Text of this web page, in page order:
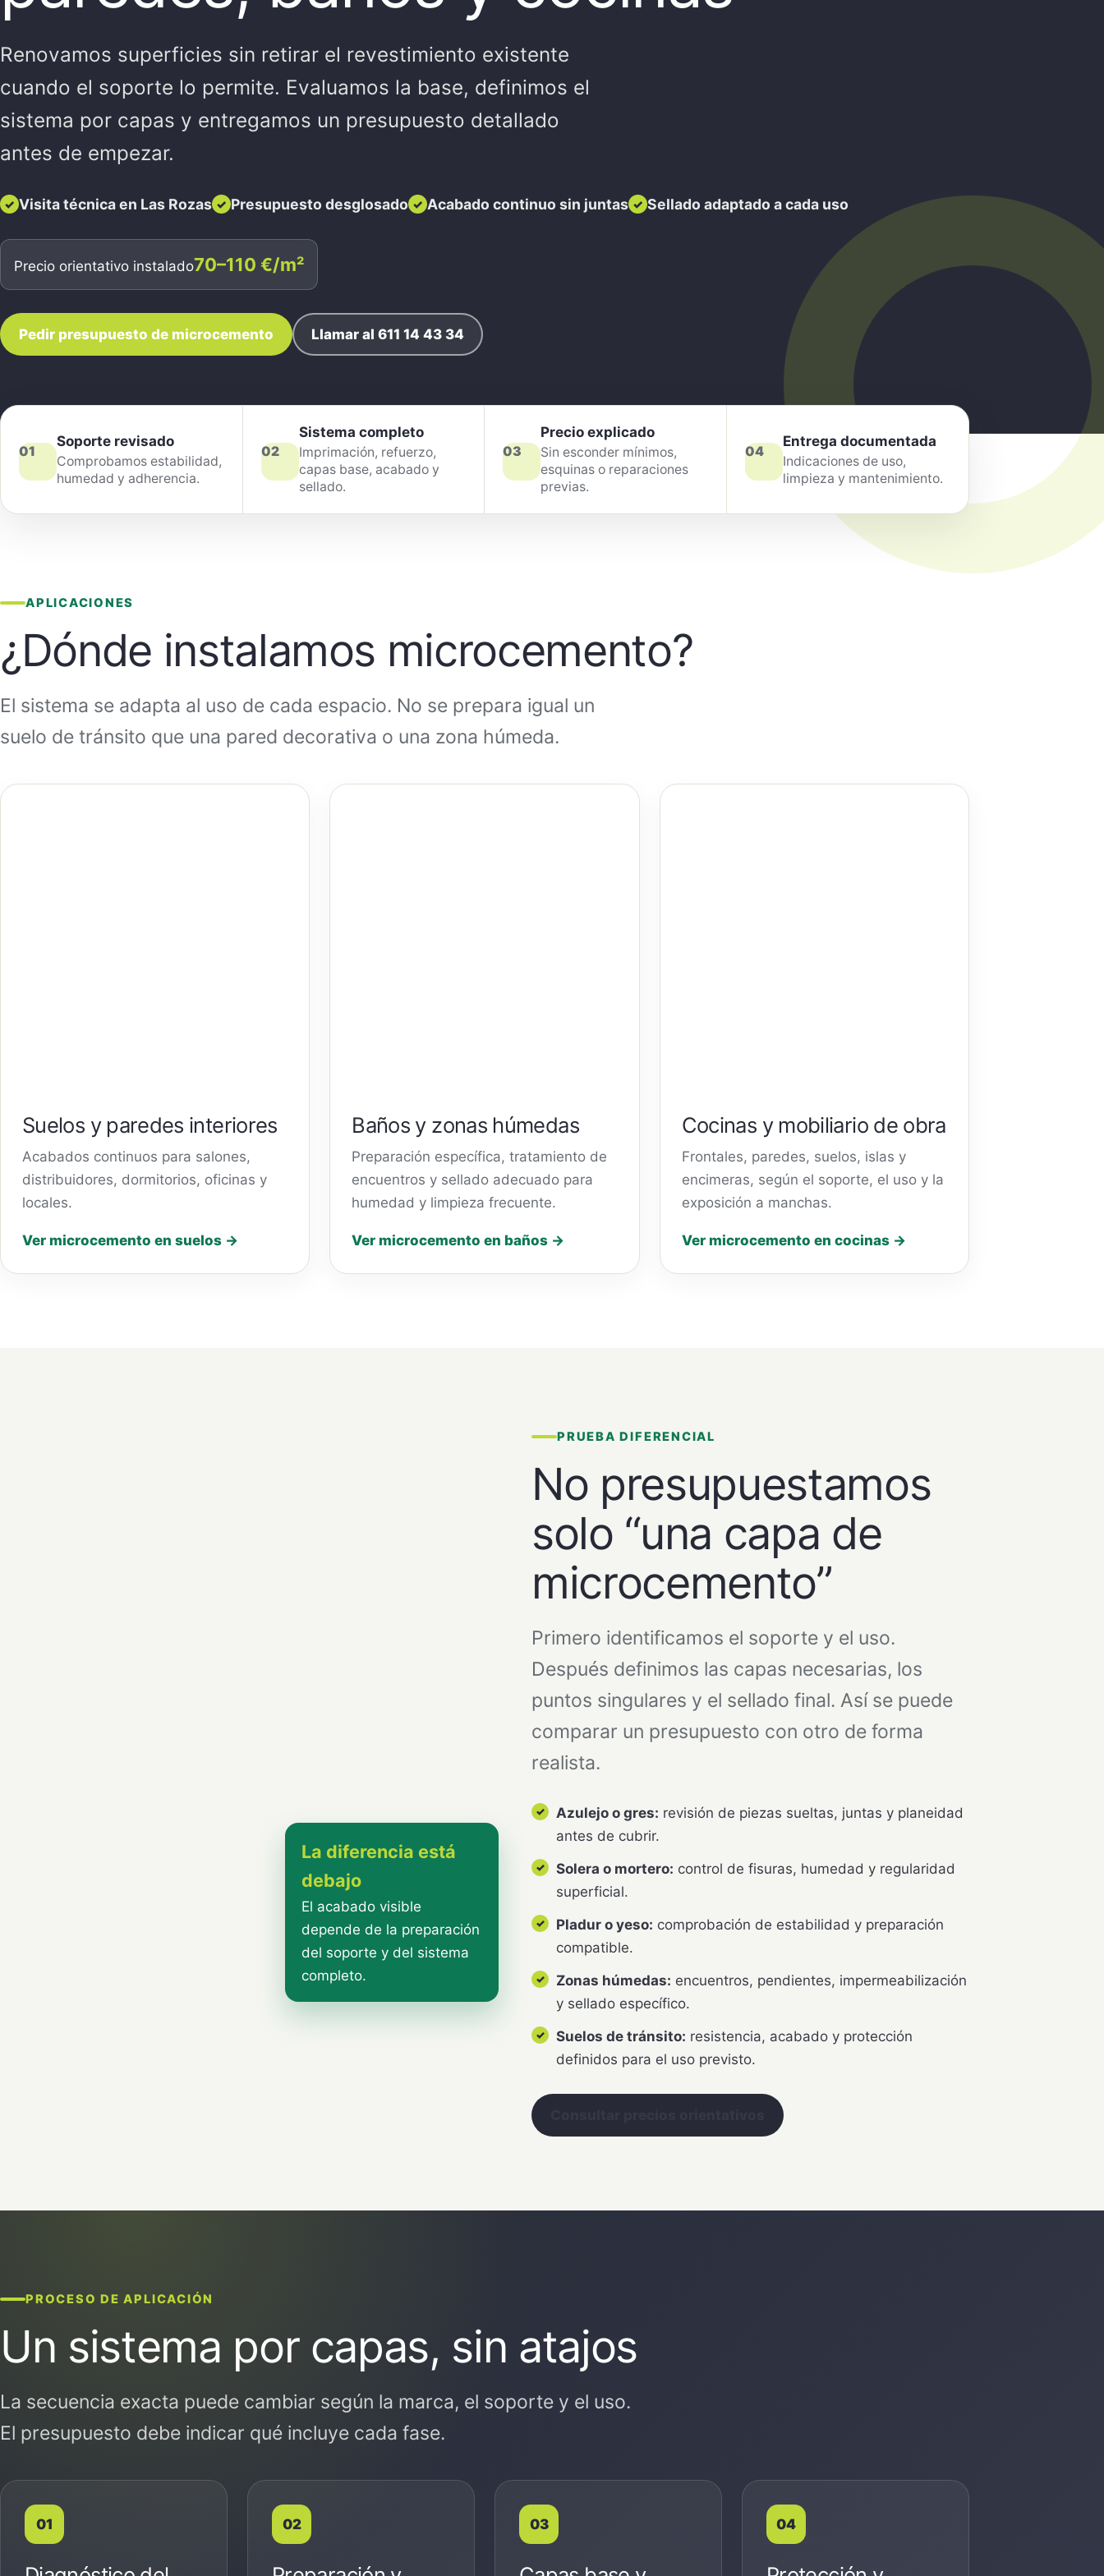
Renovamos superficies sin retirar el revestimiento existente
cuando el soporte lo permite. Evaluamos la base, definimos el
sistema por capas y entregamos un presupuesto detallado
antes de empezar.
Visita técnica en Las Rozas Presupuesto desglosado Acabado continuo sin juntas Sellado adaptado a cada uso
Precio orientativo instalado70–110 €/m²
Pedir presupuesto de microcemento Llamar al 611 14 43 34
01
Soporte revisado
Comprobamos estabilidad,
humedad y adherencia.
02
Sistema completo
Imprimación, refuerzo,
capas base, acabado y
sellado.
03
Precio explicado
Sin esconder mínimos,
esquinas o reparaciones
previas.
04
Entrega documentada
Indicaciones de uso,
limpieza y mantenimiento.
APLICACIONES
¿Dónde instalamos microcemento?
El sistema se adapta al uso de cada espacio. No se prepara igual un
suelo de tránsito que una pared decorativa o una zona húmeda.
Suelos y paredes interiores
Acabados continuos para salones,
distribuidores, dormitorios, oficinas y
locales.
Ver microcemento en suelos →
Baños y zonas húmedas
Preparación específica, tratamiento de
encuentros y sellado adecuado para
humedad y limpieza frecuente.
Ver microcemento en baños →
Cocinas y mobiliario de obra
Frontales, paredes, suelos, islas y
encimeras, según el soporte, el uso y la
exposición a manchas.
Ver microcemento en cocinas →
La diferencia está
debajo
El acabado visible
depende de la preparación
del soporte y del sistema
completo.
PRUEBA DIFERENCIAL
No presupuestamos
solo “una capa de
microcemento”
Primero identificamos el soporte y el uso.
Después definimos las capas necesarias, los
puntos singulares y el sellado final. Así se puede
comparar un presupuesto con otro de forma
realista.
Azulejo o gres: revisión de piezas sueltas, juntas y planeidad
antes de cubrir.
Solera o mortero: control de fisuras, humedad y regularidad
superficial.
Pladur o yeso: comprobación de estabilidad y preparación
compatible.
Zonas húmedas: encuentros, pendientes, impermeabilización
y sellado específico.
Suelos de tránsito: resistencia, acabado y protección
definidos para el uso previsto.
PROCESO DE APLICACIÓN
Un sistema por capas, sin atajos
La secuencia exacta puede cambiar según la marca, el soporte y el uso.
El presupuesto debe indicar qué incluye cada fase.